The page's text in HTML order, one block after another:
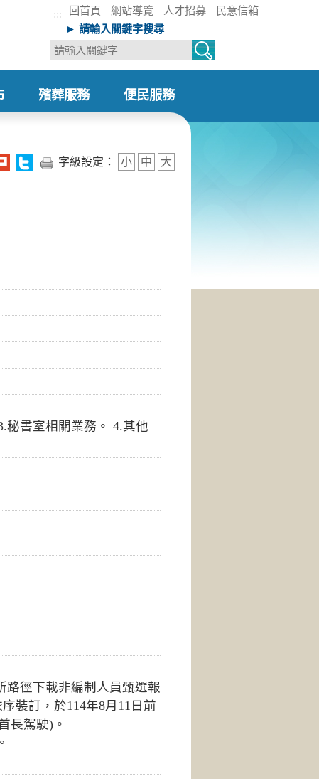
::: 回首頁 網站導覽 人才招募
民意信箱
► 請輸入關鍵字搜尋
殯葬服務 便民服務
字級設定：
小 中 大
秘書室相關業務。 4.其他
路徑下載非編制人員甄選報
裝訂，於114年8月11日前
長駕駛)。